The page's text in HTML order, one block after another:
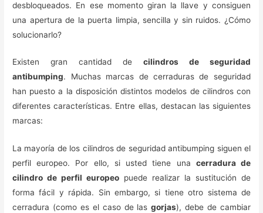
desbloqueados. En ese momento giran la llave y consiguen
una apertura de la puerta limpia, sencilla y sin ruidos. ¿Cómo
solucionarlo?
Existen gran cantidad de cilindros de seguridad
antibumping. Muchas marcas de cerraduras de seguridad
han puesto a la disposición distintos modelos de cilindros con
diferentes características. Entre ellas, destacan las siguientes
marcas:
La mayoría de los cilindros de seguridad antibumping siguen el
perfil europeo. Por ello, si usted tiene una cerradura de
cilindro de perfil europeo puede realizar la sustitución de
forma fácil y rápida. Sin embargo, si tiene otro sistema de
cerradura (como es el caso de lasgorjas), debe de cambiar